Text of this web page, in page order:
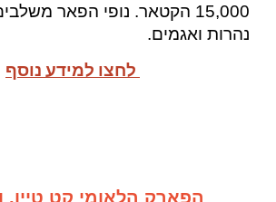
15,000 הקטאר. נופי הפאר משלבים
נהרות ואגמים.
הפארק הלאומי קט טיין,